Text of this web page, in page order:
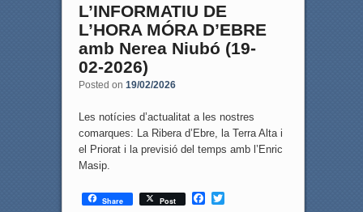
L’INFORMATIU DE
L’HORA MÓRA D’EBRE
amb Nerea Niubó (19-
02-2026)
Posted on 19/02/2026
Les notícies d’actualitat a les nostres
comarques: La Ribera d’Ebre, la Terra Alta i
el Priorat i la previsió del temps amb l’Enric
Masip.
Share Post
F
T